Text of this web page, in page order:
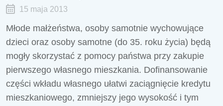
15 maja 2013
Młode małżeństwa, osoby samotnie wychowujące
dzieci oraz osoby samotne (do 35. roku życia) będą
mogły skorzystać z pomocy państwa przy zakupie
pierwszego własnego mieszkania. Dofinansowanie
części wkładu własnego ułatwi zaciągnięcie kredytu
mieszkaniowego, zmniejszy jego wysokość i tym